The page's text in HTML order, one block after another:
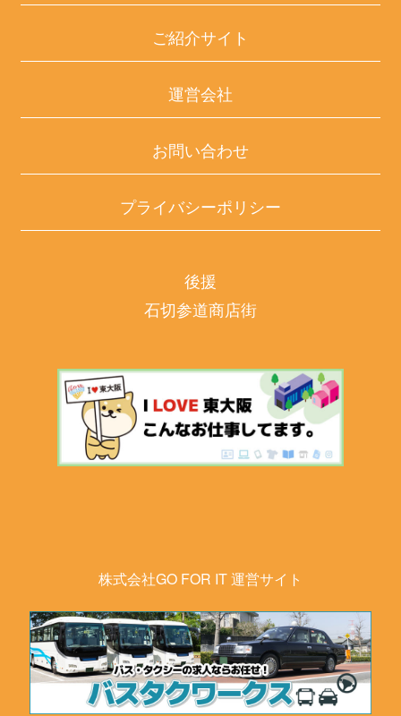
ご紹介サイト
運営会社
お問い合わせ
プライバシーポリシー
後援
石切参道商店街
株式会社GO FOR IT 運営サイト